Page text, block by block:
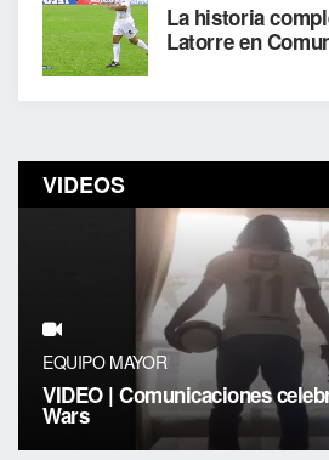
La historia
Latorre en
VIDEOS
EQUIPO MAYOR
VIDEO | Comunicaciones
Wars